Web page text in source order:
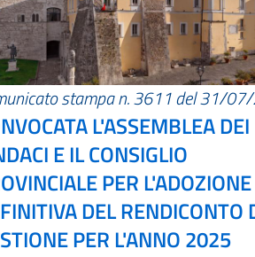
stampa n. 3611 del 31/
L'ASSEMBLEA DEI
E IL CONSIGLIO
PER L'ADOZIONE
DEL RENDICONTO
PER L'ANNO 2025